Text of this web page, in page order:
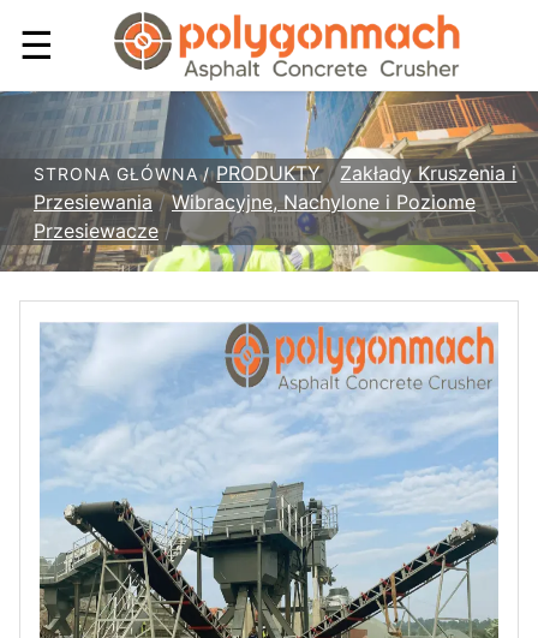
☰
STRONA GŁÓWNA /PRODUKTY/Zakłady Kruszenia i
Przesiewania/Wibracyjne, Nachylone i Poziome
Przesiewacze /